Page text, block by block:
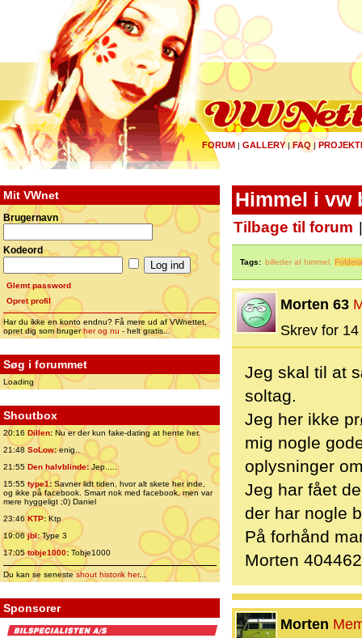
FORUM | GALLERY|FAQ |
Mit VWnet
Brugernavn
Kodeord
Glemt password
Opret profil
Har du ikke en konto endnu? Få mere ud af VWnettet,
opret dig som brugerher og nu - helt gratis...
Søg i forummet
Loading
Shoutbox
20:16 Dillen: Nu er der kun fake-dating at hente her.
21:48 SoLow:enig..
21:55 Den halvblinde:Jep.....
15:55 type1:Savner lidt tiden, hvor alt skete her inde,
og ikke på facebook. Smart nok med facebook, men var
mere hyggeligt ;0) Daniel
23:46 KTP:Ktp
19:06jbl:Type 3
17:05tobje1000: Tobje1000
Du kan se senesteshout historik her...
Sponsorer
Himmel i vw
Tilbage til forum
Tags: billeder af himmel.
Morten 63
Skrev for
Jeg skal til at
soltag.
Jeg her ikke
mig nogle
oplysninger
Jeg har fået
der har nogle
På forhånd
Morten
Morten